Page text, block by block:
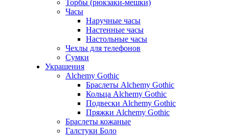
Торбы (рюкзаки-мешки)
Часы
Наручные часы
Настенные часы
Настольные часы
Чехлы для телефонов
Сумки
Украшения
Alchemy Gothic
Браслеты Alchemy Gothic
Кольца Alchemy Gothic
Подвески Alchemy Gothic
Пряжки Alchemy Gothic
Браслеты кожаные
Галстуки Боло